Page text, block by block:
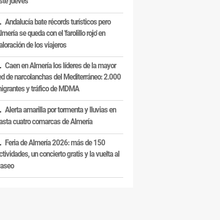
Andalucía bate récords turísticos pero
se queda con el 'farolillo rojo' en
de los viajeros
Caen en Almería los líderes de la mayor
de narcolanchas del Mediterráneo: 2.000
y tráfico de MDMA
Alerta amarilla por tormenta y lluvias en
cuatro comarcas de Almería
Feria de Almería 2026: más de 150
un concierto gratis y la vuelta al